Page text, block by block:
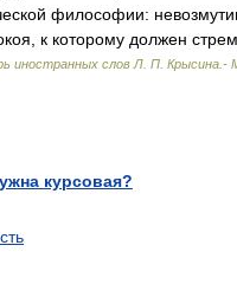
философии:
к которому должен
иностранных слов Л. П. Крысина.-
курсовая?